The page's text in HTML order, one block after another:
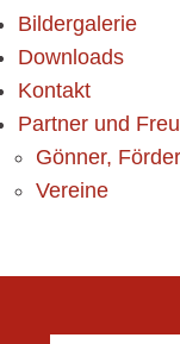
Bildergalerie
Downloads
Kontakt
Partner und
Gönner,
Vereine